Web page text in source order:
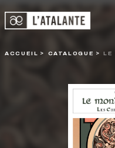
ACCUEIL CATALOGUE LE